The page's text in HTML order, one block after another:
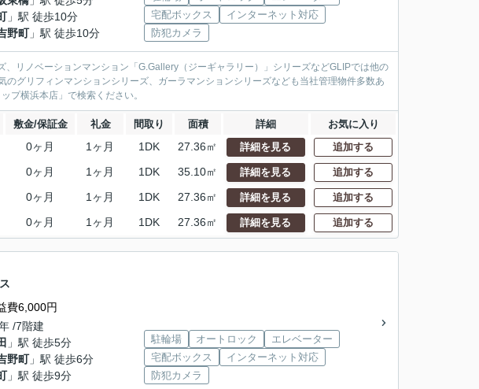
」駅 徒歩10分
野町」駅 徒歩10分
宅配ボックス
インターネット対応
防犯カメラ
リノベーションマンション「G.Gallery（ジーギャラリー）」シリーズなどGLIPでは他の
グリフィンマンションシリーズ、ガーラマンションシリーズなども当社管理物件多数あ
プ横浜本店」で検索ください。
敷金/保証金 礼金 間取り 面積 詳細 お気に入り
0ヶ月 1ヶ月 1DK 27.36㎡ 詳細を見る 追加する
0ヶ月 1ヶ月 1DK 35.10㎡ 詳細を見る 追加する
0ヶ月 1ヶ月 1DK 27.36㎡ 詳細を見る 追加する
0ヶ月 1ヶ月 1DK 27.36㎡ 詳細を見る 追加する
費6,000円
/7階建
」駅 徒歩5分
野町」駅 徒歩6分
」駅 徒歩9分
駐輪場 オートロック
エレベーター
宅配ボックス
インターネット対応
防犯カメラ